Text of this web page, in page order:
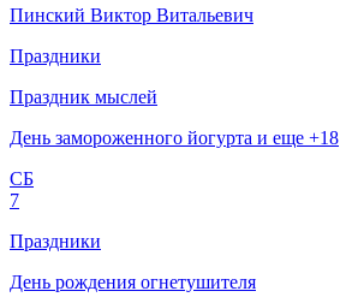
Пинский Виктор Витальевич
Праздники
Праздник мыслей
День замороженного йогурта и еще +18
СБ
7
Праздники
День рождения огнетушителя